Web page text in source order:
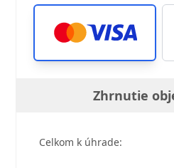
Zhrnutie
Celkom k úhrade: